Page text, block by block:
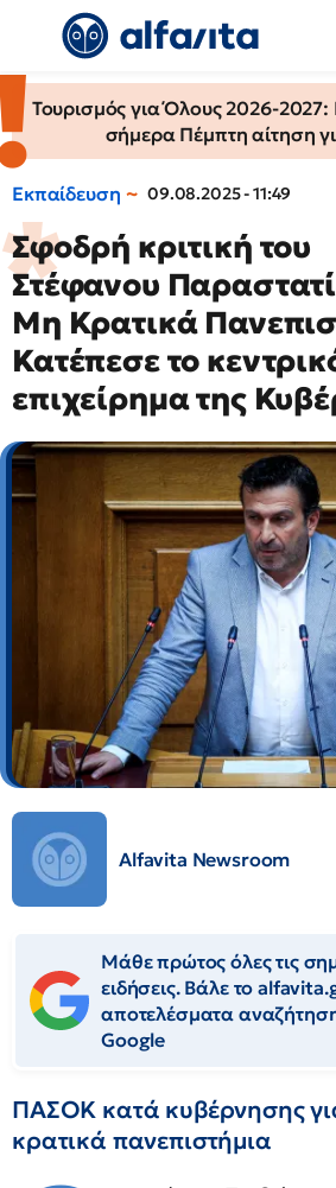
Τουρισμός για Όλους 2026-
σήμερα Πέμπτη αίτηση
Εκπαίδευση 09.08.2025 - 11:49
Σφοδρή κριτική του
Στέφανου
Μη Κρατικά
Κατέπεσε το
επιχείρημα της
Alfavita Newsroom
Μάθε πρώτος όλες τις
ειδήσεις. Βάλε το
αποτελέσματα
Google
ΠΑΣΟΚ κατά κυβέρνησης
κρατικά πανεπιστήμια